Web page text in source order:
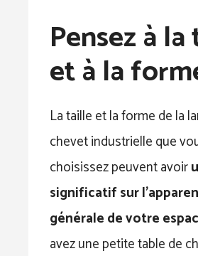
Pensez à
et à la
La taille et la forme de la
chevet industrielle que
choisissez peuvent avoir
significatif sur
générale de votre
avez une petite table de